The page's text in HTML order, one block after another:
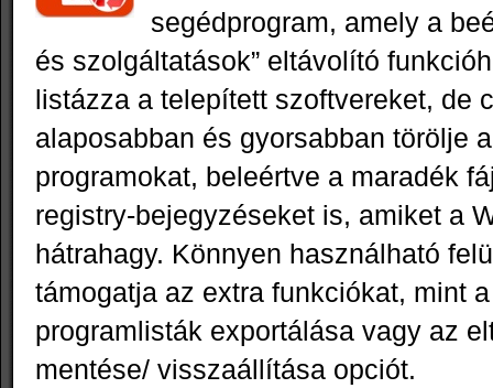
segédprogram, amely a
és szolgáltatások” eltávolító
listázza a telepített szoftvereket, de
alaposabban és gyorsabban törölje
programokat, beleértve a maradék
registry‑bejegyzéseket is, amiket a
hátrahagy. Könnyen használható
támogatja az extra funkciókat, mint
programlisták exportálása vagy az
mentése/ visszaállítása opciót.